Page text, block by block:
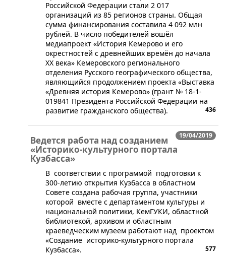
Российской Федерации стали 2 017
организаций из 85 регионов страны. Общая
сумма финансирования составила 4 092 млн
рублей. В число победителей вошёл
медиапроект «История Кемерово и его
окрестностей с древнейших времён до начала
XX века» Кемеровского регионального
отделения Русского географического общества,
являющийся продолжением проекта «Выставка
«Древняя история Кемерово» (грант № 18-1-
019841 Президента Российской Федерации на
развитие гражданского общества).
436
19/04/2019
Ведется работа над созданием
«Историко-культурного портала
Кузбасса»
​В соответствии с программой подготовки к
300-летию открытия Кузбасса в областном
Совете создана рабочая группа, участники
которой вместе с департаментом культуры и
национальной политики, КемГУКИ, областной
библиотекой, архивом и областным
краеведческим музеем работают над проектом
«Создание историко-культурного портала
Кузбасса».
577